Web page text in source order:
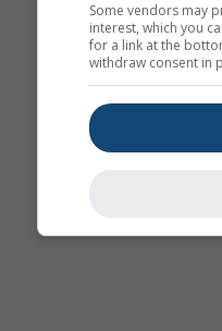
Some vendors may
interest, which you
for a link at the
withdraw consent in